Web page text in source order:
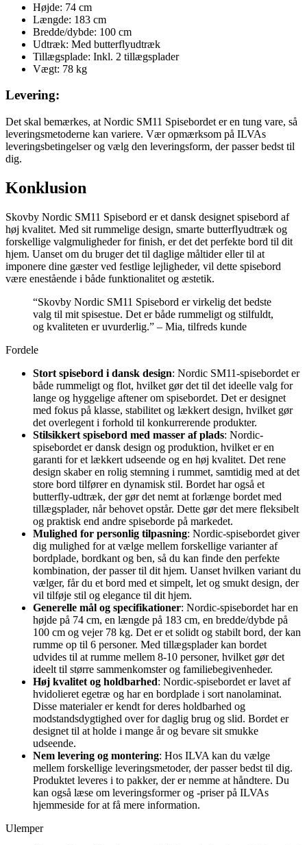
Højde: 74 cm
Længde: 183 cm
Bredde/dybde: 100 cm
Udtræk: Med butterflyudtræk
Tillægsplade: Inkl. 2 tillægsplader
Vægt: 78 kg
Levering:
Det skal bemærkes, at Nordic SM11 Spisebordet er en tung vare, så
leveringsmetoderne kan variere. Vær opmærksom på ILVAs
leveringsbetingelser og vælg den leveringsform, der passer bedst til
dig.
Konklusion
Skovby Nordic SM11 Spisebord er et dansk designet spisebord af
høj kvalitet. Med sit rummelige design, smarte butterflyudtræk og
forskellige valgmuligheder for finish, er det det perfekte bord til dit
hjem. Uanset om du bruger det til daglige måltider eller til at
imponere dine gæster ved festlige lejligheder, vil dette spisebord
være enestående i både funktionalitet og æstetik.
“Skovby Nordic SM11 Spisebord er virkelig det bedste
valg til mit spisestue. Det er både rummeligt og stilfuldt,
og kvaliteten er uvurderlig.” – Mia, tilfreds kunde
Fordele
Stort spisebord i dansk design: Nordic SM11-spisebordet er
både rummeligt og flot, hvilket gør det til det ideelle valg for
lange og hyggelige aftener om spisebordet. Det er designet
med fokus på klasse, stabilitet og lækkert design, hvilket gør
det overlegent i forhold til konkurrerende produkter.
Stilsikkert spisebord med masser af plads: Nordic-
spisebordet er dansk design og produktion, hvilket er en
garanti for et lækkert udseende og en høj kvalitet. Det rene
design skaber en rolig stemning i rummet, samtidig med at det
store bord tilfører en dynamisk stil. Bordet har også et
butterfly-udtræk, der gør det nemt at forlænge bordet med
tillægsplader, når behovet opstår. Dette gør det mere fleksibelt
og praktisk end andre spiseborde på markedet.
Mulighed for personlig tilpasning: Nordic-spisebordet giver
dig mulighed for at vælge mellem forskellige varianter af
bordplade, bordkant og ben, så du kan finde den perfekte
kombination, der passer til dit hjem. Uanset hvilken variant du
vælger, får du et bord med et simpelt, let og smukt design, der
vil tilføje stil og elegance til dit hjem.
Generelle mål og specifikationer: Nordic-spisebordet har en
højde på 74 cm, en længde på 183 cm, en bredde/dybde på
100 cm og vejer 78 kg. Det er et solidt og stabilt bord, der kan
rumme op til 6 personer. Med tillægsplader kan bordet
udvides til at rumme mellem 8-10 personer, hvilket gør det
ideelt til større sammenkomster og familiebegivenheder.
Høj kvalitet og holdbarhed: Nordic-spisebordet er lavet af
hvidolieret egetræ og har en bordplade i sort nanolaminat.
Disse materialer er kendt for deres holdbarhed og
modstandsdygtighed over for daglig brug og slid. Bordet er
designet til at holde i mange år og bevare sit smukke
udseende.
Nem levering og montering: Hos ILVA kan du vælge
mellem forskellige leveringsmetoder, der passer bedst til dig.
Produktet leveres i to pakker, der er nemme at håndtere. Du
kan også læse om leveringsformer og -priser på ILVAs
hjemmeside for at få mere information.
Ulemper